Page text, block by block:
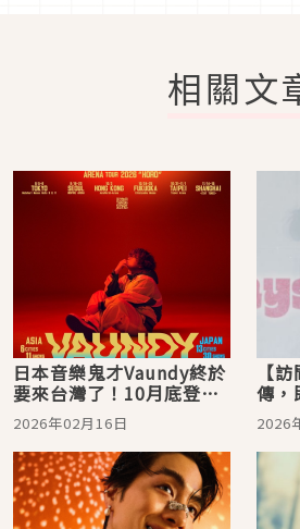
相關文
日本音樂鬼才Vaundy終於
要來台灣了！10月底登台
北小巨蛋連唱兩天
2026年02月16日
【
傳，
歌卻
年年
2026